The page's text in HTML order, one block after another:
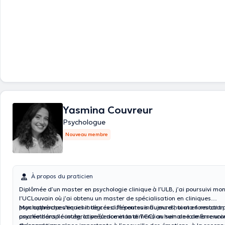
Yasmina Couvreur
Psychologue
Nouveau membre
À propos du praticien
Diplômée d’un master en psychologie clinique à l’ULB, j’ai poursuivi
l’UCLouvain où j’ai obtenu un master de spécialisation en cliniques
psychothérapeutiques intégrées. Je poursuis aujourd’hui ma formation
psychothérapie intégrative (à dominante TCC) au sein de la même
Mon approche s’enrichit de ces différentes influences, tout en restant
ancrée dans l’écoute, la présence et la dimension humaine de la